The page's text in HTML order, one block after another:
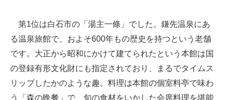
第1位は白石市の「湯主一條」でした。鎌先温泉にあ
る温泉旅館で、およそ600年もの歴史を持つという老舗
です。大正から昭和にかけて建てられたという本館は国
の登録有形文化財にも指定されており、まるでタイムス
リップしたかのような趣。料理は本館の個室料亭で味わ
う「森の晩餐」で、旬の食材をいかした会席料理を堪能